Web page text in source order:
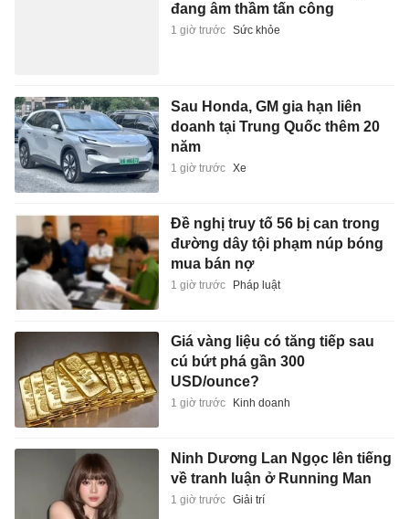
đang âm thầm tấn công
1 giờ trước Sức khỏe
Sau Honda, GM gia hạn liên
doanh tại Trung Quốc thêm 20
năm
1 giờ trước Xe
Đề nghị truy tố 56 bị can trong
đường dây tội phạm núp bóng
mua bán nợ
1 giờ trước Pháp luật
Giá vàng liệu có tăng tiếp sau
cú bứt phá gần 300
USD/ounce?
1 giờ trước Kinh doanh
Ninh Dương Lan Ngọc lên tiếng
về tranh luận ở Running Man
1 giờ trước Giải trí